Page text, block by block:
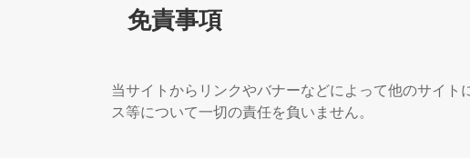
免責事項
当サイトからリンクやバナーなどによって他のサイ
ス等について一切の責任を負いません。